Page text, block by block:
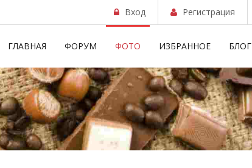
Вход Регистрация
ГЛАВНАЯ ФОРУМ ФОТО ИЗБРАННОЕ БЛОГ